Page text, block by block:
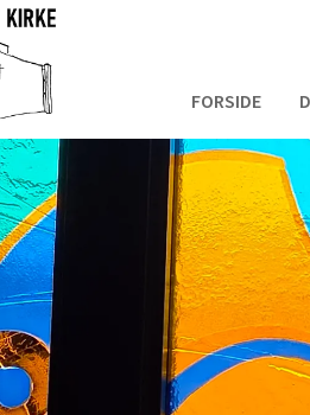
FORSIDE